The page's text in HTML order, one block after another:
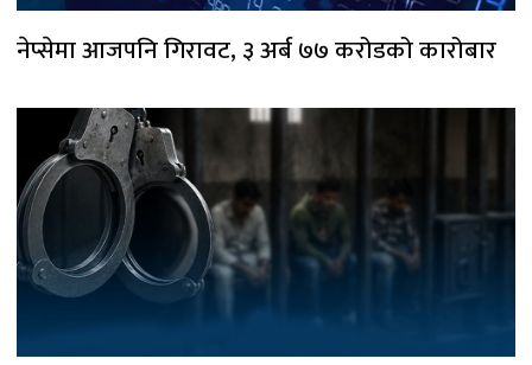
नेप्सेमा आजपनि गिरावट, ३ अर्ब ७७ करोडको कारोबार